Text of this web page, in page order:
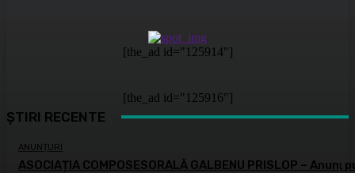
[the_ad id="125914"]
[the_ad id="125916"]
ȘTIRI RECENTE
ANUNȚURI
ASOCIAȚIA COMPOSESORALĂ GALBENU PRISLOP – Anunţ